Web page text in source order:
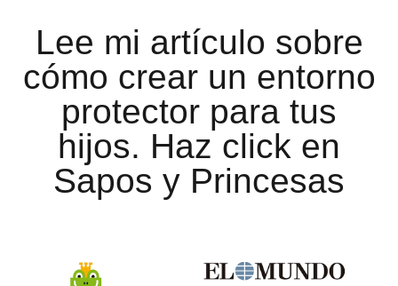
Lee mi artículo sobre
cómo crear un entorno
protector para tus
hijos. Haz click en
Sapos y Princesas